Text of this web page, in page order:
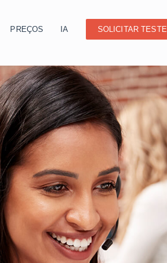
PREÇOS IA SOLICITAR TESTE